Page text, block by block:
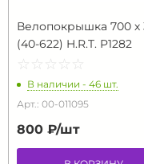
Велопокрышка 700 х
(40-622) H.R.T. P1282
☆ ☆ ☆ ☆ ☆
★ ★ ★ ★ ★
В наличии - 46 шт.
Арт.: 00-011095
800 ₽/шт